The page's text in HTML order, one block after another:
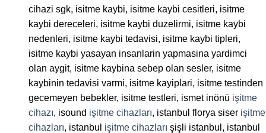
cihazi sgk, isitme kaybi, isitme kaybi cesitleri, isitme
kaybi dereceleri, isitme kaybi duzelirmi, isitme kaybi
nedenleri, isitme kaybi tedavisi, isitme kaybi tipleri,
isitme kaybi yasayan insanlarin yapmasina yardimci
olan aygit, isitme kaybina sebep olan sesler, isitme
kaybinin tedavisi varmi, isitme kayiplari, isitme testinden
gecemeyen bebekler, isitme testleri, ismet inönü işitme
cihazı, isound işitme cihazları, istanbul florya siser işitme
cihazları, istanbul işitme cihazları şişli istanbul, istanbul